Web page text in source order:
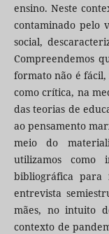
ensino. Neste
contaminado pelo
social,
Compreendemos
formato não é fácil,
como crítica, na
das teorias de
ao pensamento
meio do
utilizamos como
bibliográfica para
entrevista
mães, no intuito
contexto de